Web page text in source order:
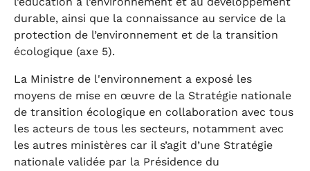
durable, ainsi que la connaissance au service de la
protection de l’environnement et de la transition
écologique (axe 5).
La Ministre de l'environnement a exposé les
moyens de mise en œuvre de la Stratégie nationale
de transition écologique en collaboration avec tous
les acteurs de tous les secteurs, notamment avec
les autres ministères car il s’agit d’une Stratégie
nationale validée par la Présidence du